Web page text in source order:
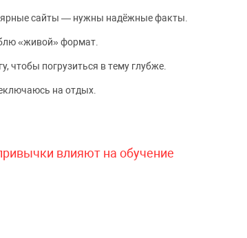
сайты — нужны надёжные факты.
«живой» формат.
чтобы погрузиться в тему глубже.
на отдых.
влияют на обучение